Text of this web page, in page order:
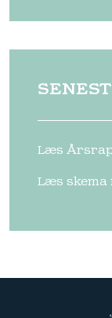
Læs
Læs skema